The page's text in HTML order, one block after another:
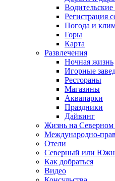
Водительские
Регистрация
Погода и
Горы
Карта
Развлечения
Ночная жизнь
Игорные
Рестораны
Магазины
Аквапарки
Праздники
Дайвинг
Жизнь на
Международно-
Отели
Северный или
Как добраться
Видео